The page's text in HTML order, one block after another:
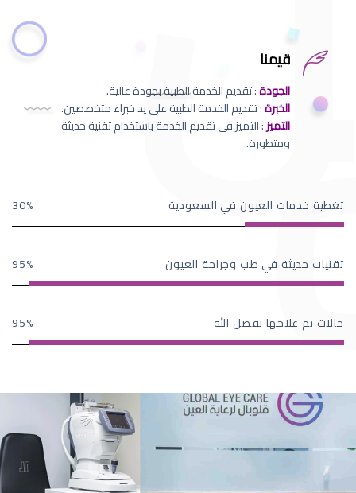
قيمنا
الجودة: تقديم الخدمة الطبية بجودة عالية.
الخبرة: تقديم الخدمة الطبية على يد خبراء متخصصين.
التميز: التميز في تقديم الخدمة باستخدام تقنية حديثة
ومتطورة.
تغطية خدمات العيون في السعودية 30
تقنيات حديثة في طب وجراحة العيون 95
حالات تم علاجها بفضل الله 95